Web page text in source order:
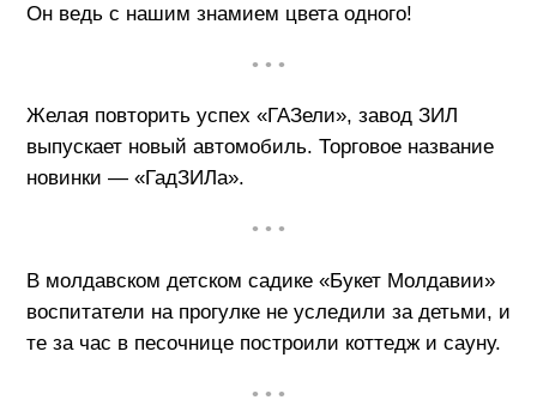
Он ведь с нашим знамием цвета одного!
• • •
Желая повторить успех «ГАЗели», завод ЗИЛ
выпускает новый автомобиль. Торговое название
новинки — «ГадЗИЛа».
• • •
В молдавском детском садике «Букет Молдавии»
воспитатели на прогулке не уследили за детьми, и
те за час в песочнице построили коттедж и сауну.
• • •